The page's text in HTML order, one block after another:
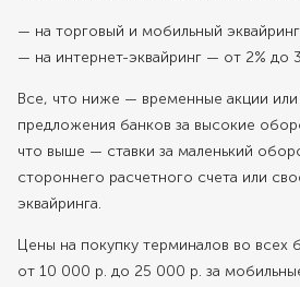
— на торговый и мобильный
— на интернет-эквайринг — от 2% до
Все, что ниже — временные акции или
предложения банков за высокие
что выше — ставки за маленький
стороннего расчетного счета или
эквайринга.
Цены на покупку терминалов во всех
от 10 000 р. до 25 000 р. за